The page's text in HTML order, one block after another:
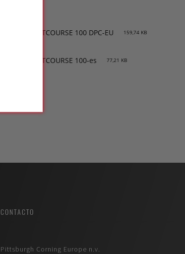
PDS-PITTCOURSE 100 DPC-EU 159,74 KB
SDS-PITTCOURSE 100-es 77,21 KB
CONTACTO
Pittsburgh Corning Europe n.v.